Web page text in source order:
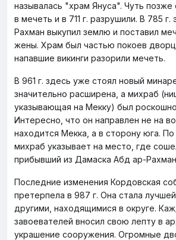
называлась "храм Януса". Чуть
в мечеть и в 711 г. разрушили. В 785
Рахман выкупил землю и поставил
жены. Храм был частью покоев
напавшие викинги разорили мечеть.
В 961 г. здесь уже стоял новый
значительно расширена, а михраб
указывающая на Мекку) был
Интересно, что он направлен не на
находится Мекка, а в сторону юга. По
михраб указывает на место, где
прибывший из Дамаска Абд ар-
Последние изменения Кордовская
претерпела в 987 г. Она стала
другими, находящимися в округе.
завоевателей вносил свою лепту в
украшение сооружения. Огромные